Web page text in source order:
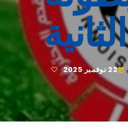
today22 نوفمبر 2025